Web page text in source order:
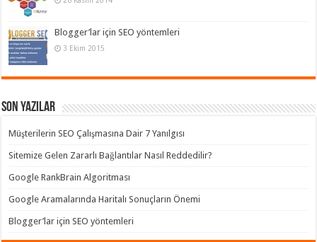
Blogger’lar için SEO yöntemleri
3 Ekim 2015
Son Yazılar
Müşterilerin SEO Çalışmasına Dair 7 Yanılgısı
Sitemize Gelen Zararlı Bağlantılar Nasıl Reddedilir?
Google RankBrain Algoritması
Google Aramalarında Haritalı Sonuçların Önemi
Blogger’lar için SEO yöntemleri